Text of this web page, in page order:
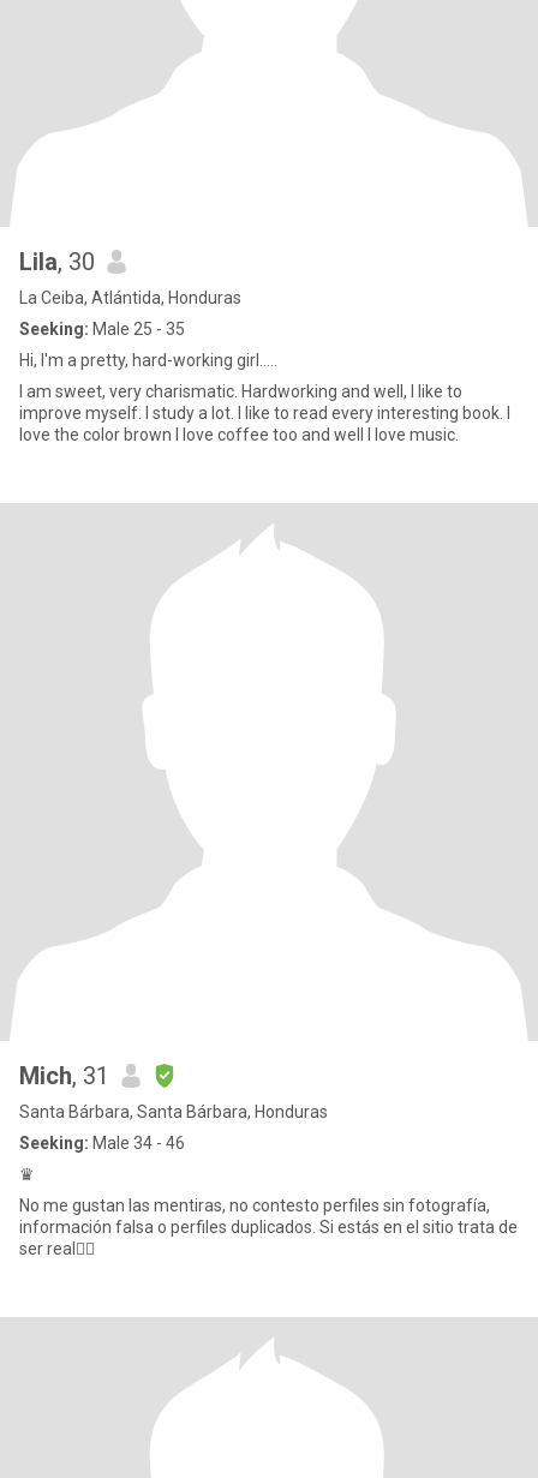
Lila, 30
La Ceiba, Atlántida, Honduras
Seeking: Male 25 - 35
Hi, I'm a pretty, hard-working girl.....
I am sweet, very charismatic. Hardworking and well, I like to
improve myself. I study a lot. I like to read every interesting book. I
love the color brown I love coffee too and well I love music.
Mich, 31
Santa Bárbara, Santa Bárbara, Honduras
Seeking: Male 34 - 46
♛
No me gustan las mentiras, no contesto perfiles sin fotografía,
información falsa o perfiles duplicados. Si estás en el sitio trata de
ser real👍🏻